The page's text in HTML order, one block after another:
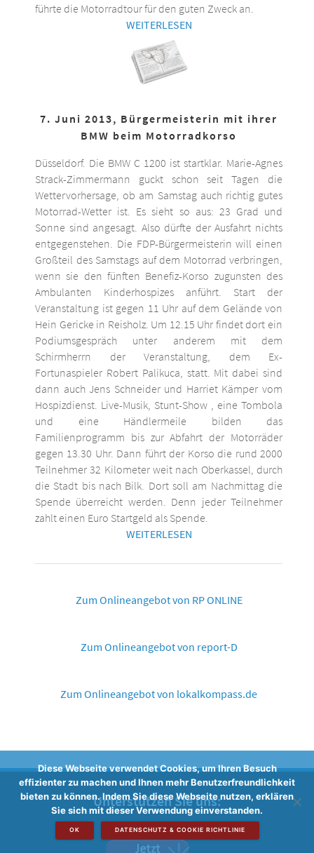
führte die Motorradtour für den guten Zweck an.
WEITERLESEN
7. Juni 2013, Bürgermeisterin mit ihrer
BMW beim Motorradkorso
Düsseldorf. Die BMW C 1200 ist startklar. Marie-Agnes
Strack-Zimmermann guckt schon seit Tagen die
Wettervorhersage, ob am Samstag auch richtig gutes
Motorrad-Wetter ist. Es sieht so aus: 23 Grad und
Sonne sind angesagt. Also dürfte der Ausfahrt nichts
entgegenstehen. Die FDP-Bürgermeisterin will einen
Großteil des Samstags auf dem Motorrad verbringen,
wenn sie den fünften Benefiz-Korso zugunsten des
Ambulanten Kinderhospizes anführt. Start der
Veranstaltung ist gegen 11 Uhr auf dem Gelände von
Hein Gericke in Reisholz. Um 12.15 Uhr findet dort ein
Podiumsgespräch unter anderem mit dem
Schirmherrn der Veranstaltung, dem Ex-
Fortunaspieler Robert Palikuca, statt. Mit dabei sind
dann auch Jens Schneider und Harriet Kämper vom
Hospizdienst. Live-Musik, Stunt-Show , eine Tombola
und eine Händlermeile bilden das
Familienprogramm bis zur Abfahrt der Motorräder
gegen 13.30 Uhr. Dann führt der Korso die rund 2000
Teilnehmer 32 Kilometer weit nach Oberkassel, durch
die Stadt bis nach Bilk. Dort soll am Nachmittag die
Spende überreicht werden. Denn jeder Teilnehmer
zahlt einen Euro Startgeld als Spende.
WEITERLESEN
Zum Onlineangebot von RP ONLINE
Zum Onlineangebot von report-D
Zum Onlineangebot von lokalkompass.de
Unterstützen Sie uns:
Diese Webseite verwendet Cookies, um Ihren Besuch
effizienter zu machen und Ihnen mehr Benutzerfreundlichkeit
bieten zu können. Indem Sie diese Webseite nutzen, erklären
Sie sich mit dieser Verwendung einverstanden.
OK DATENSCHUTZ & COOKIE RICHTLINIE